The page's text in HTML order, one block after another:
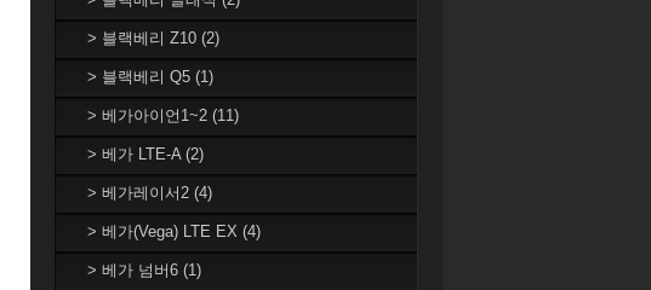
> 블랙베리 Z10 (2)
> 블랙베리 Q5 (1)
> 베가아이언1~2 (11)
> 베가 LTE-A (2)
> 베가레이서2 (4)
> 베가(Vega) LTE EX (4)
> 베가 넘버6 (1)